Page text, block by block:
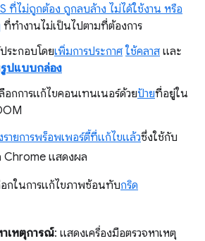
ที่ไม่ถูกต้อง ถูกลบล้าง ไม่ได้ใช้งาน หรือ
ที่ทำงานไม่เป็นไปตามที่ต้องการ
ระกอบโดยเพิ่มการประกาศ ใช้คลาส และ
รูปแบบกล่อง
ลือกการแก้ไขคอนเทนเนอร์ด้วยป้ายที่อยู่ใน
ายการพร็อพเพอร์ตี้ที่แก้ไขแล้วซึ่งใช้กับ
Chrome แสดงผล
อกในการแก้ไขภาพซ้อนทับกริด
าเหตุการณ์: แสดงเครื่องมือตรวจหาเหตุ